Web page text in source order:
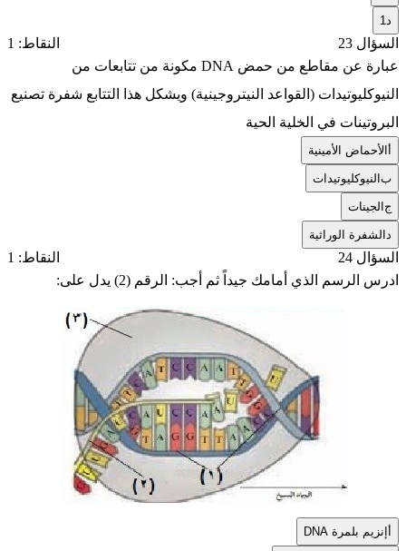
1
السؤال 23
النقاط: 1
عبارة عن مقاطع من حمض DNA مكونة من تتابعات من
النيوكليوتيدات (القواعد النيتروجينية) ويشكل هذا التتابع شفرة تصنيع
البروتينات في الخلية الحية
الأحماض الأمينية
بالنيوكليوتيدات
جالجينات
الشفرة الوراثية
السؤال 24
النقاط: 1
ادرس الرسم الذي أمامك جيداً ثم أجب: الرقم (2) يدل على:
إنزيم بلمرة DNA